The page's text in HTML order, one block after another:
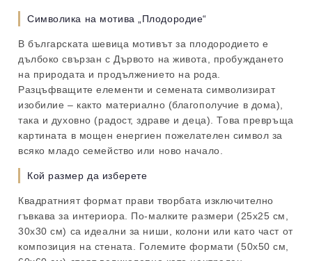
Символика на мотива „Плодородие“
В българската шевица мотивът за плодородието е
дълбоко свързан с Дървото на живота, пробуждането
на природата и продължението на рода.
Разцъфващите елементи и семената символизират
изобилие – както материално (благополучие в дома),
така и духовно (радост, здраве и деца). Това превръща
картината в мощен енергиен пожелателен символ за
всяко младо семейство или ново начало.
Кой размер да изберете
Квадратният формат прави творбата изключително
гъвкава за интериора. По-малките размери (25х25 см,
30х30 см) са идеални за ниши, колони или като част от
композиция на стената. Големите формати (50х50 см,